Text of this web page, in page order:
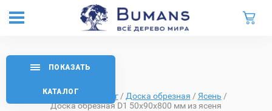
Главная Каталог / Доска обрезная / Ясень /
Доска обрезная D1 50х90х800 мм из ясеня
ПОКАЗАТЬ
КАТАЛОГ